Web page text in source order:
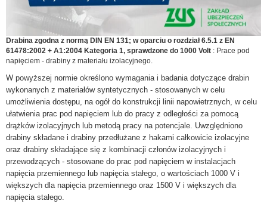
Drabina zgodna z normą DIN EN 131; w oparciu o rozdział 6.5.1 z EN
61478:2002 + A1:2004 Kategoria 1, sprawdzone do 1000 Volt : Prace pod
napięciem - drabiny z materiału izolacyjnego.
W powyższej normie określono wymagania i badania dotyczące drabin
wykonanych z materiałów syntetycznych - stosowanych w celu
umożliwienia dostępu, na ogół do konstrukcji linii napowietrznych, w celu
ułatwienia prac pod napięciem lub do pracy z odległości za pomocą
drążków izolacyjnych lub metodą pracy na potencjale. Uwzględniono
drabiny składane i drabiny przedłużane z hakami całkowicie izolacyjne
oraz drabiny składające się z kombinacji członów izolacyjnych i
przewodzących - stosowane do prac pod napięciem w instalacjach
napięcia przemiennego lub napięcia stałego, o wartościach 1000 V i
większych dla napięcia przemiennego oraz 1500 V i większych dla
napięcia stałego.